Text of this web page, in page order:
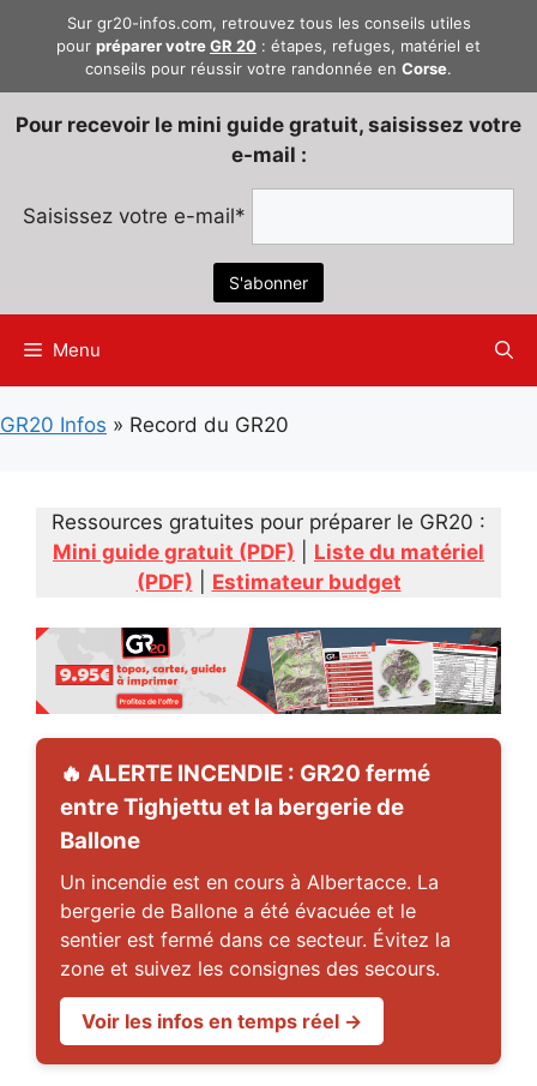
Sur gr20-infos.com, retrouvez tous les conseils utiles
pour préparer votreGR 20 : étapes, refuges, matériel et
conseils pour réussir votre randonnée en Corse.
Pour recevoir le mini guide gratuit, saisissez votre
e-mail :
Saisissez votre e-mail*
Menu
GR20 Infos » Record du GR20
Ressources gratuites pour préparer le GR20 :
Mini guide gratuit (PDF)
Liste du matériel
(PDF)
Estimateur budget
🔥 ALERTE INCENDIE : GR20 fermé
entre Tighjettu et la bergerie de
Ballone
Un incendie est en cours à Albertacce. La
bergerie de Ballone a été évacuée et le
sentier est fermé dans ce secteur. Évitez la
zone et suivez les consignes des secours.
Voir les infos en temps réel →